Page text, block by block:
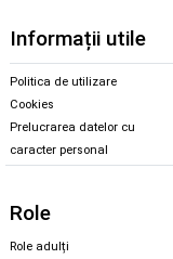
Informații utile
Politica de utilizare
Cookies
Prelucrarea datelor cu
caracter personal
Role
Role adulți